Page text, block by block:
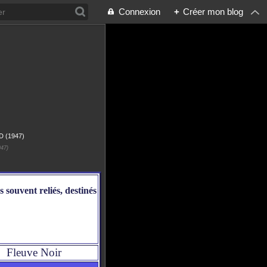
Connexion + Créer mon blog
souvent reliés, destinés
Fleuve Noir